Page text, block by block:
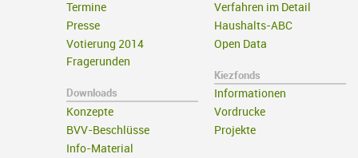
Termine
Presse
Votierung 2014
Fragerunden
Downloads
Konzepte
BVV-Beschlüsse
Info-Material
Verfahren im Detail
Haushalts-ABC
Open Data
Kiezfonds
Informationen
Vordrucke
Projekte